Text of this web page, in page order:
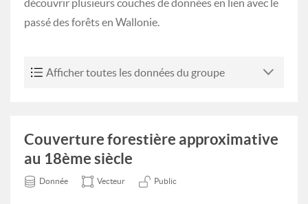
découvrir plusieurs couches de données en lien avec le
passé des forêts en Wallonie.
Afficher toutes les données du groupe
Couverture forestière approximative
au 18ème siècle
Donnée Vecteur Public